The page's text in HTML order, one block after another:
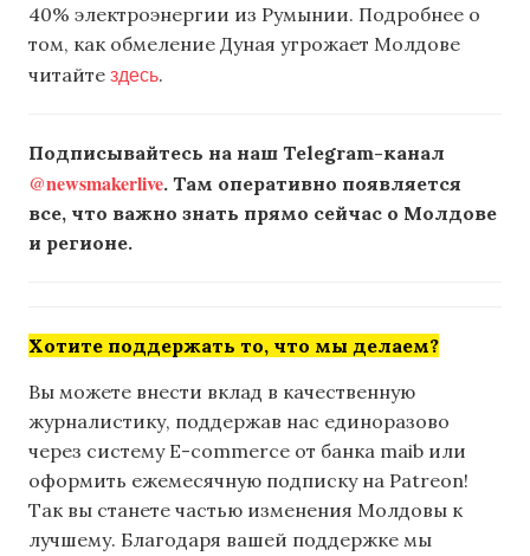
40% электроэнергии из Румынии. Подробнее о
том, как обмеление Дуная угрожает Молдове
читайте здесь.
Подписывайтесь на наш Telegram-канал
@newsmakerlive. Там оперативно появляется
все, что важно знать прямо сейчас о Молдове
и регионе.
Хотите поддержать то, что мы делаем?
Вы можете внести вклад в качественную
журналистику, поддержав нас единоразово
через систему E-commerce от банка maib или
оформить ежемесячную подписку на Patreon!
Так вы станете частью изменения Молдовы к
лучшему. Благодаря вашей поддержке мы